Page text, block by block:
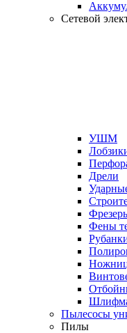
Сетевой
УШМ
Дрели
Фены
Пылесосы
Пилы